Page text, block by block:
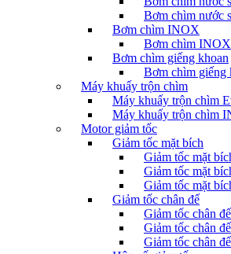
Bơm chìm nước
Bơm chìm INOX
Bơm chìm INOX
Bơm chìm giếng khoan
Bơm chìm giếng
Máy khuấy trộn chìm
Máy khuấy trộn chìm
Máy khuấy trộn chìm
Motor giảm tốc
Giảm tốc mặt bích
Giảm tốc mặt
Giảm tốc mặt
Giảm tốc mặt
Giảm tốc chân đế
Giảm tốc chân
Giảm tốc chân
Giảm tốc chân